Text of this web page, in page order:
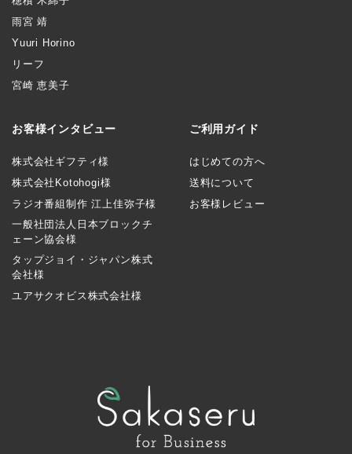
雨宮 靖
Yuuri Horino
リーフ
宮崎 恵美子
お客様インタビュー
株式会社ギフティ様
株式会社Kotohogi様
ラジオ番組制作 江上佳弥子様
一般社団法人日本ブロックチ
ェーン協会様
タップジョイ・ジャパン株式
会社様
ユアサクオビス株式会社様
ご利用ガイド
はじめての方へ
送料について
お客様レビュー